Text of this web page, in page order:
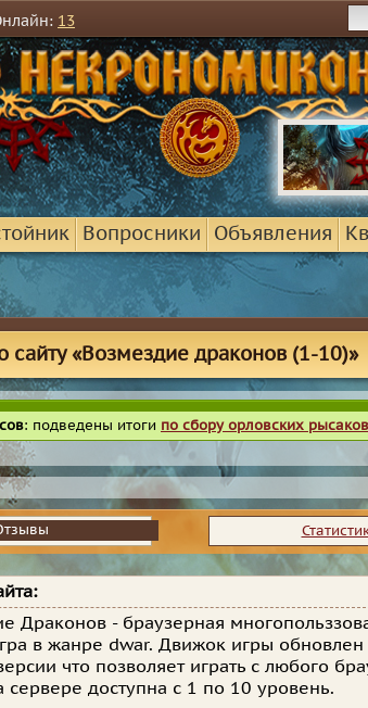
13
Вопросники Объявления
сайту «Возмездие драконов (1-10)»
: подведены итоги по сбору орловских
Драконов - браузерная
в жанре dwar. Движок игры
что позволяет играть с любого
сервере доступна с 1 по 10 уровень.